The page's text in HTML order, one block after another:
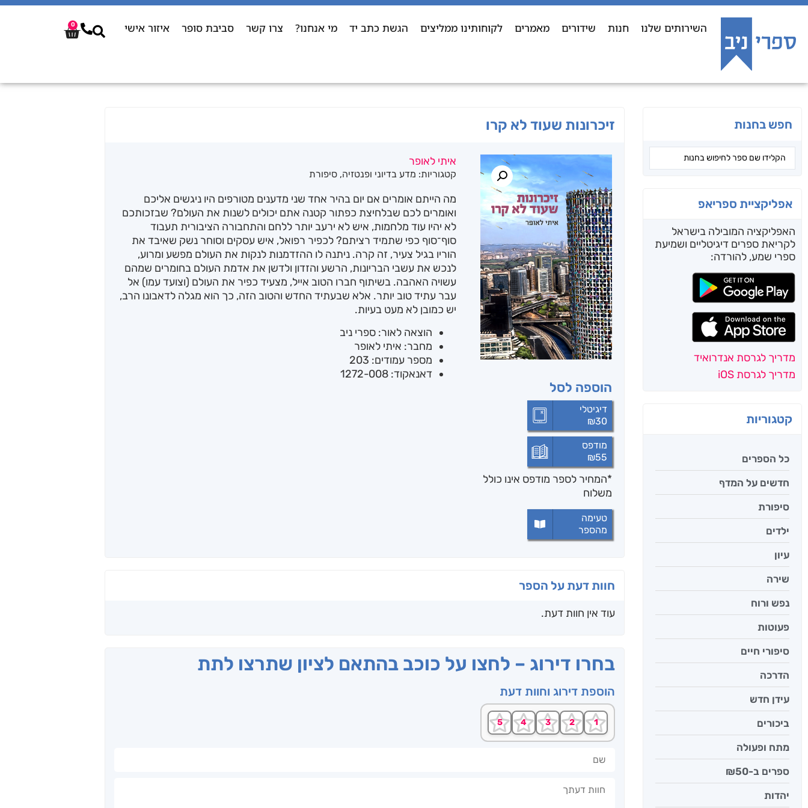
השירותים שלנו חנות שידורים מאמרים לקוחותינו ממליצים הגשת כתב יד מי אנחנו? צרו קשר סביבת סופר איזור אישי 0
חפש בחנות
אפליקציית ספריאפ
האפליקציה המובילה בישראל
לקריאת ספרים דיגיטליים ושמיעת
ספרי שמע, להורדה:
מדריך לגרסת אנדרואיד
מדריך לגרסת iOS
קטגוריות
כל הספרים
חדשים על המדף
סיפורת
ילדים
עיון
שירה
נפש ורוח
פעוטות
סיפורי חיים
הדרכה
עידן חדש
ביכורים
מתח ופעולה
ספרים ב-₪50
יהדות
זיכרונות שעוד לא קרו
הוספה לסל
דיגיטלי
₪30
מודפס
₪55
*המחיר לספר מודפס אינו כולל
משלוח
טעימה
מהספר
איתי לאופר
קטגוריות: מדע בדיוני ופנטזיה, סיפורת
מה הייתם אומרים אם יום בהיר אחד שני מדענים מטורפים היו ניגשים אליכם
ואומרים לכם שבלחיצת כפתור קטנה אתם יכולים לשנות את העולם? שבזכותכם
לא יהיו עוד מלחמות, איש לא ירעב יותר ללחם והתחבורה הציבורית תעבוד
סוף־סוף כפי שתמיד רציתם? לכפיר רפואל, איש עסקים וסוחר נשק שאיבד את
הוריו בגיל צעיר, זה קרה. ניתנה לו ההזדמנות לנקות את העולם מפשע ומרוע,
לנכש את עשבי הבריונות, הרשע והזדון ולדשן את אדמת העולם בחומרים שמהם
עשויה האהבה. בשיתוף חברו הטוב אייל, מצעיד כפיר את העולם (וצועד עמו) אל
עבר עתיד טוב יותר. אלא שבעתיד החדש והטוב הזה, כך הוא מגלה לדאבונו הרב,
יש כמובן לא מעט בעיות.
הוצאה לאור: ספרי ניב
מחבר: איתי לאופר
מספר עמודים: 203
דאנאקוד: 1272-008
חוות דעת על הספר
עוד אין חוות דעת.
בחרו דירוג – לחצו על כוכב בהתאם לציון שתרצו לתת
הוספת דירוג וחוות דעת